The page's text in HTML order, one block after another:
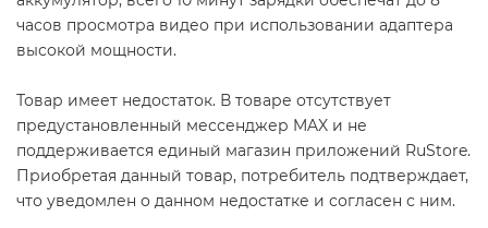
часов просмотра видео при использовании адаптера
высокой мощности.
Товар имеет недостаток. В товаре отсутствует
предустановленный мессенджер MAX и не
поддерживается единый магазин приложений RuStore.
Приобретая данный товар, потребитель подтверждает,
что уведомлен о данном недостатке и согласен с ним.